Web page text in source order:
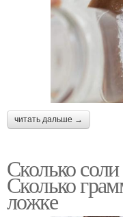
читать дальше →
Сколько
Сколько
ложке